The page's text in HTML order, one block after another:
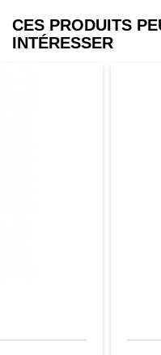
CES PRODUITS
INTÉRESSER